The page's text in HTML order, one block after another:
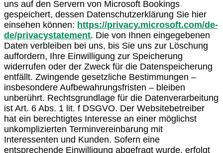
uns auf den Servern von Microsoft Bookings
gespeichert, dessen Datenschutzerklärung Sie hier
einsehen können: https://privacy.microsoft.com/de-
de/privacystatement. Die von Ihnen eingegebenen
Daten verbleiben bei uns, bis Sie uns zur Löschung
auffordern, Ihre Einwilligung zur Speicherung
widerrufen oder der Zweck für die Datenspeicherung
entfällt. Zwingende gesetzliche Bestimmungen –
insbesondere Aufbewahrungsfristen – bleiben
unberührt. Rechtsgrundlage für die Datenverarbeitung
ist Art. 6 Abs. 1 lit. f DSGVO. Der Websitebetreiber
hat ein berechtigtes Interesse an einer möglichst
unkomplizierten Terminvereinbarung mit
Interessenten und Kunden. Sofern eine
entsprechende Einwilligung abgefragt wurde, erfolgt